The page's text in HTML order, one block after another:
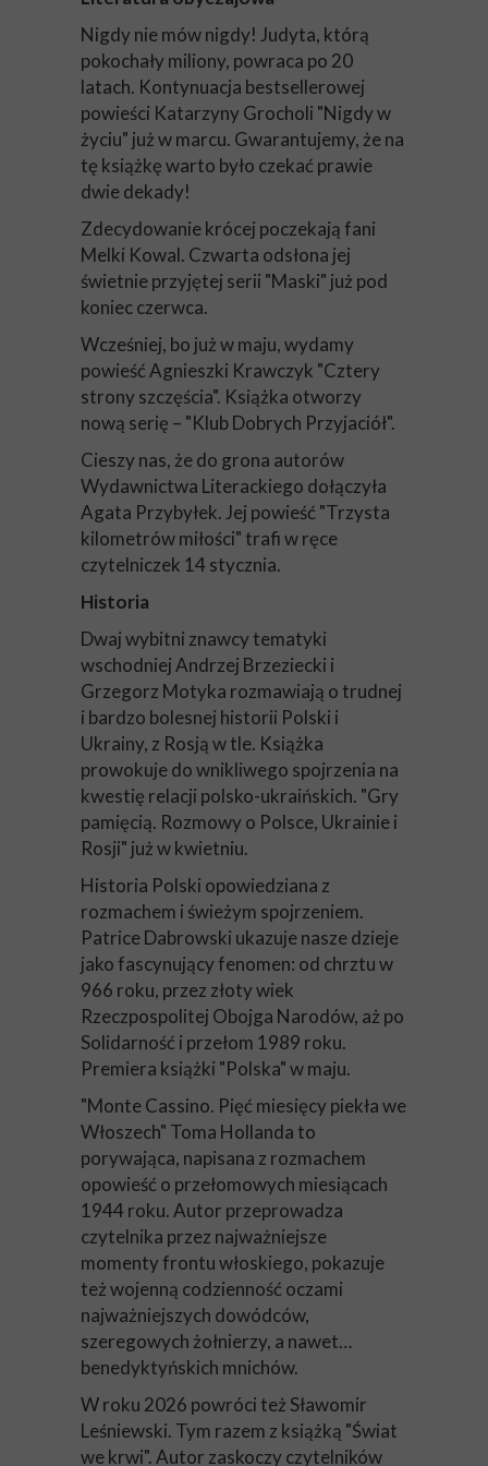
Nigdy nie mów nigdy! Judyta, którą
pokochały miliony, powraca po 20
latach. Kontynuacja bestsellerowej
powieści Katarzyny Grocholi "Nigdy w
życiu" już w marcu. Gwarantujemy, że na
tę książkę warto było czekać prawie
dwie dekady!
Zdecydowanie krócej poczekają fani
Melki Kowal. Czwarta odsłona jej
świetnie przyjętej serii "Maski" już pod
koniec czerwca.
Wcześniej, bo już w maju, wydamy
powieść Agnieszki Krawczyk "Cztery
strony szczęścia". Książka otworzy
nową serię – "Klub Dobrych Przyjaciół".
Cieszy nas, że do grona autorów
Wydawnictwa Literackiego dołączyła
Agata Przybyłek. Jej powieść "Trzysta
kilometrów miłości" trafi w ręce
czytelniczek 14 stycznia.
Historia
Dwaj wybitni znawcy tematyki
wschodniej Andrzej Brzeziecki i
Grzegorz Motyka rozmawiają o trudnej
i bardzo bolesnej historii Polski i
Ukrainy, z Rosją w tle. Książka
prowokuje do wnikliwego spojrzenia na
kwestię relacji polsko-ukraińskich. "Gry
pamięcią. Rozmowy o Polsce, Ukrainie i
Rosji" już w kwietniu.
Historia Polski opowiedziana z
rozmachem i świeżym spojrzeniem.
Patrice Dabrowski ukazuje nasze dzieje
jako fascynujący fenomen: od chrztu w
966 roku, przez złoty wiek
Rzeczpospolitej Obojga Narodów, aż po
Solidarność i przełom 1989 roku.
Premiera książki "Polska" w maju.
"Monte Cassino. Pięć miesięcy piekła we
Włoszech" Toma Hollanda to
porywająca, napisana z rozmachem
opowieść o przełomowych miesiącach
1944 roku. Autor przeprowadza
czytelnika przez najważniejsze
momenty frontu włoskiego, pokazuje
też wojenną codzienność oczami
najważniejszych dowódców,
szeregowych żołnierzy, a nawet…
benedyktyńskich mnichów.
W roku 2026 powróci też Sławomir
Leśniewski. Tym razem z książką "Świat
we krwi". Autor zaskoczy czytelników